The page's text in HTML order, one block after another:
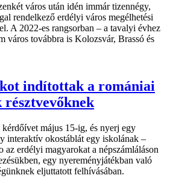
város után idén immár tizennégy,
rendelkező erdélyi város megélhetési
A 2022-es rangsorban – a tavalyi évhez
város továbbra is Kolozsvár, Brassó és
indítottak a romániai
résztvevőknek
május 15-ig, és nyerj egy
interaktív okostáblát egy iskolának –
az erdélyi magyarokat a népszámláláson
egy nyereményjátékban való
eljuttatott felhívásában.